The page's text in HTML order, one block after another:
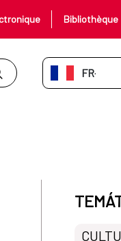
Bibliothèque
FR-FR